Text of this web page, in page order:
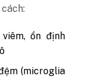
ổn định
(microglia